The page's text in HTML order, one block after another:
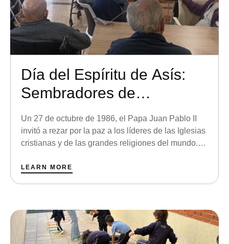
Día del Espíritu de Asís:
Sembradores de
Fraternidad
Un 27 de octubre de 1986, el Papa Juan Pablo II
invitó a rezar por la paz a los líderes de las Iglesias
cristianas y de las grandes religiones del mundo.
en Asís, un encuentro sin precedentes que supuso
LEARN MORE